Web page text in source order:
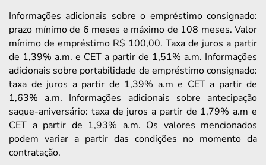
Informações adicionais sobre o empréstimo consignado:
prazo mínimo de 6 meses e máximo de 108 meses. Valor
mínimo de empréstimo R$ 100,00. Taxa de juros a partir
de 1,39% a.m. e CET a partir de 1,51% a.m. Informações
adicionais sobre portabilidade de empréstimo consignado:
taxa de juros a partir de 1,39% a.m e CET a partir de
1,63% a.m. Informações adicionais sobre antecipação
saque-aniversário: taxa de juros a partir de 1,79% a.m e
CET a partir de 1,93% a.m. Os valores mencionados
podem variar a partir das condições no momento da
contratação.